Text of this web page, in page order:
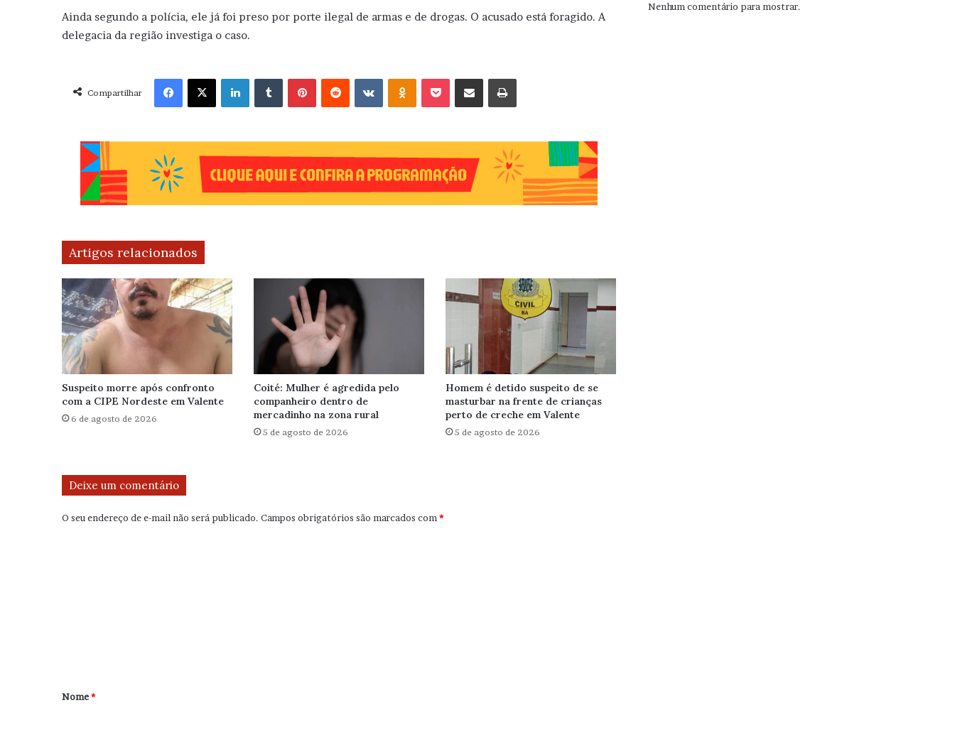
Ainda segundo a polícia, ele já foi preso por porte ilegal de armas e de drogas. O acusado está foragido. A
delegacia da região investiga o caso.
Compartilhar
Facebook X Linkedin VK OK
Artigos relacionados
Suspeito morre após confronto
com a CIPE Nordeste em Valente
6 de agosto de 2026
Coité: Mulher é agredida pelo
companheiro dentro de
mercadinho na zona rural
5 de agosto de 2026
Homem é detido suspeito de se
masturbar na frente de crianças
perto de creche em Valente
5 de agosto de 2026
Deixe um comentário
O seu endereço de e-mail não será publicado. Campos obrigatórios são marcados com*
r
Nome*
Nenhum comentário para mostrar.